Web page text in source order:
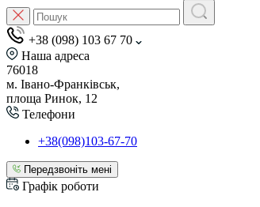
+38 (098) 103 67 70
Наша адреса
76018
м. Івано-Франківськ,
площа Ринок, 12
Телефони
+38(098)103-67-70
Передзвоніть мені
Графік роботи